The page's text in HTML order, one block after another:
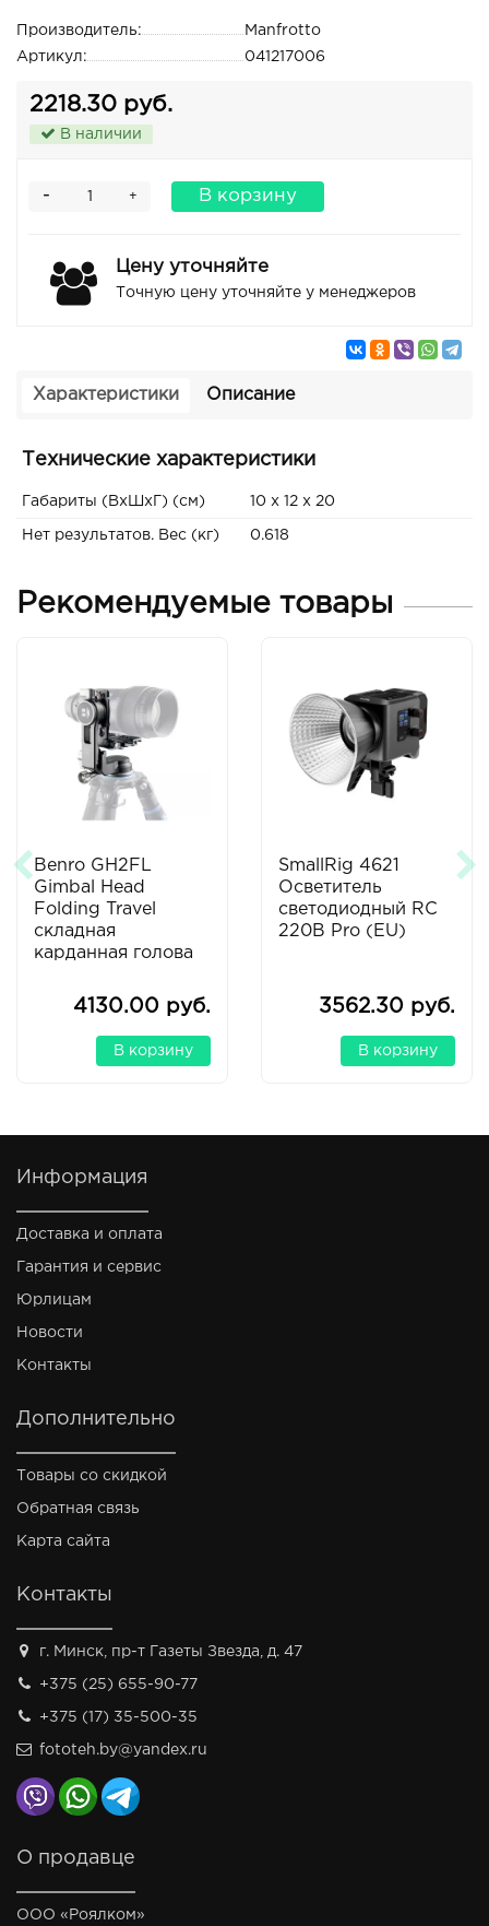
Производитель:
Manfrotto
Артикул:
041217006
2218.30 руб.
В наличии
+
- В корзину
Цену уточняйте
Точную цену уточняйте у менеджеров
Характеристики Описание
Технические характеристики
Габариты (ВxШxГ) (см) 10 x 12 x 20
Нет результатов. Вес (кг) 0.618
Рекомендуемые товары
Benro GH2FL
Gimbal Head
Folding Travel
складная
карданная голова
4130.00 руб.
В корзину
SmallRig 4621
Осветитель
светодиодный RC
220B Pro (EU)
3562.30 руб.
В корзину
Информация
Доставка и оплата
Гарантия и сервис
Юрлицам
Новости
Контакты
Дополнительно
Товары со скидкой
Обратная связь
Карта сайта
Контакты
г. Минск, пр-т Газеты Звезда, д. 47
+375 (25) 655-90-77
+375 (17) 35-500-35
fototeh.by@yandex.ru
О продавце
ООО «Роялком»